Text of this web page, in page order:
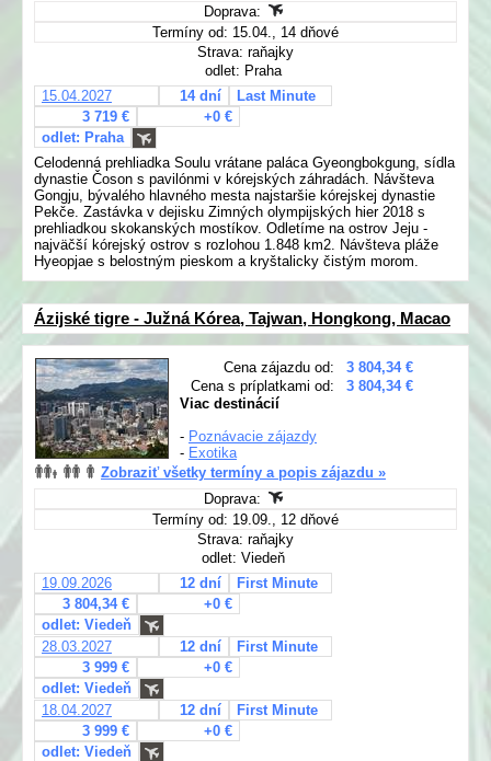
Doprava:
Termíny od: 15.04., 14 dňové
Strava: raňajky
odlet: Praha
15.04.2027
14 dní
Last Minute
3 719 €
+0 €
odlet: Praha
Celodenná prehliadka Soulu vrátane paláca Gyeongbokgung, sídla
dynastie Čoson s pavilónmi v kórejských záhradách. Návšteva
Gongju, bývalého hlavného mesta najstaršie kórejskej dynastie
Pekče. Zastávka v dejisku Zimných olympijských hier 2018 s
prehliadkou skokanských mostíkov. Odletíme na ostrov Jeju -
najväčší kórejský ostrov s rozlohou 1.848 km2. Návšteva pláže
Hyeopjae s belostným pieskom a kryštalicky čistým morom.
Ázijské tigre - Južná Kórea, Tajwan, Hongkong, Macao
Cena zájazdu od:
3 804,34 €
Cena s príplatkami od:
3 804,34 €
Viac destinácií
- Poznávacie zájazdy
- Exotika
Zobraziť všetky termíny a popis zájazdu »
Doprava:
Termíny od: 19.09., 12 dňové
Strava: raňajky
odlet: Viedeň
19.09.2026
12 dní
First Minute
3 804,34 €
+0 €
odlet: Viedeň
28.03.2027
12 dní
First Minute
3 999 €
+0 €
odlet: Viedeň
18.04.2027
12 dní
First Minute
3 999 €
+0 €
odlet: Viedeň